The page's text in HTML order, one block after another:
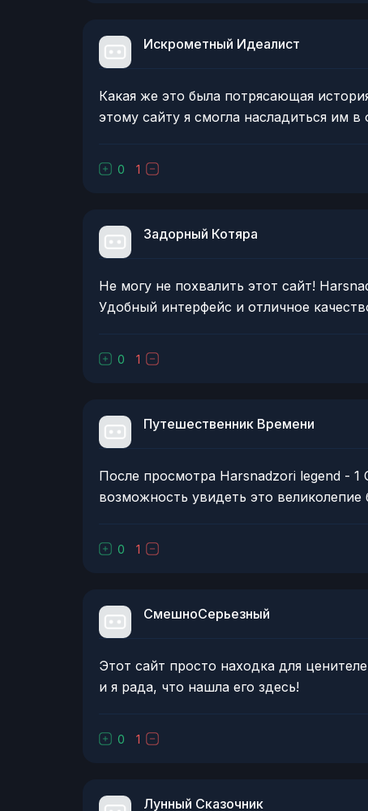
Искрометный Идеалист
Какая же это была потрясающая
этому сайту я смогла насладиться им в
0 1
Задорный Котяра
Не могу не похвалить этот сайт!
Удобный интерфейс и отличное
0 1
Путешественник Времени
После просмотра Harsnadzori legend - 1
возможность увидеть это великолепие
0 1
СмешноСерьезный
Этот сайт просто находка для
и я рада, что нашла его здесь!
0 1
Лунный Сказочник